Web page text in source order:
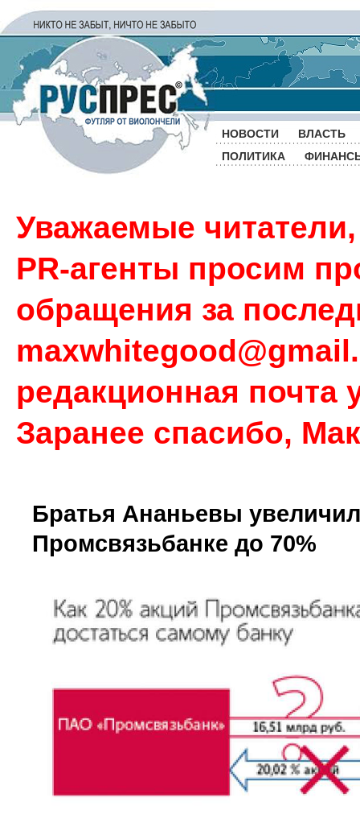
НОВОСТИ
ВЛАСТЬ
ПОЛИТИКА
Уважаемые
PR-агенты просим
обращения за
редакционная почта
Заранее спасибо,
Братья Ананьевы
Промсвязьбанке до 70%